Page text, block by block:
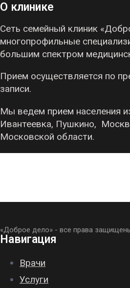
О клинике
Сеть семейный клиник
многопрофильные
большим спектром
Прием осуществляется по
записи.
Мы ведем прием населения
Ивантеевка, Пушкино,
Московской области.
«Доброе дело» - все права
Навигация
Врачи
Услуги